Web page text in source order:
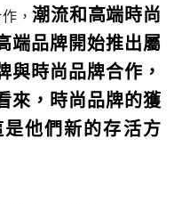
，潮流和高端時尚
端品牌開始推出屬
與時尚品牌合作，
來，時尚品牌的獲
他們新的存活方